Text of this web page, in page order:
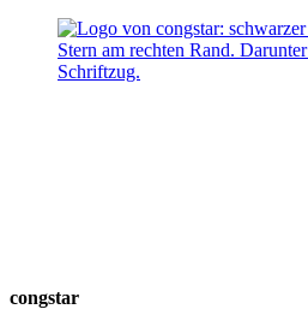
congstar